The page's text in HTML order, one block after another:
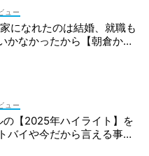
ュー
になれたのは結婚、就職も
かなかったから【朝倉かす
ュー
の【2025年ハイライト】を
バイや今だから言える事件